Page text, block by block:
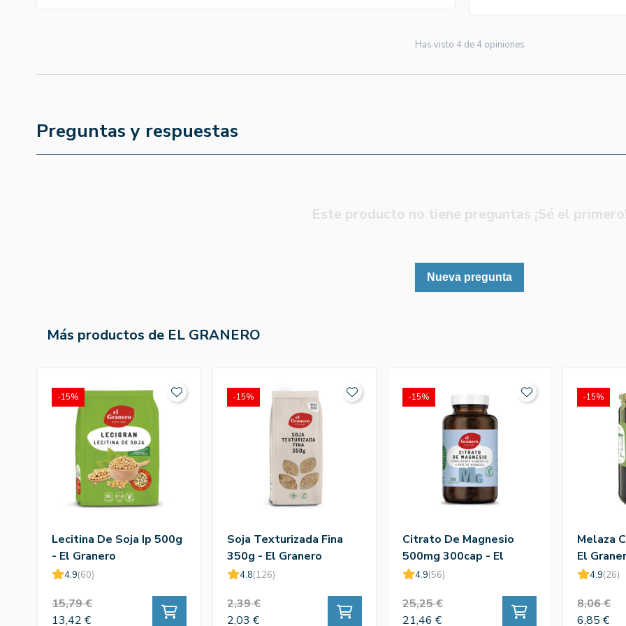
Has visto 4de 4opiniones
Preguntas y respuestas
Este producto no tiene preguntas ¡Sé el
Nueva pregunta
Más productos de EL GRANERO
Lecitina De Soja Ip 500g
- El Granero
4.9(60)
15,79 €
13,42 €
-15%
Soja Texturizada Fina
350g - El Granero
4.8(126)
2,39 €
2,03 €
-15%
Citrato De Magnesio
500mg 300cap - El
Granero
4.9(56)
25,25 €
21,46 €
-15%
Melaza
El
4.9(26)
8,06 €
6,85 €
-15%